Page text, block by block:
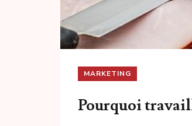
MARKETING
Pourquoi